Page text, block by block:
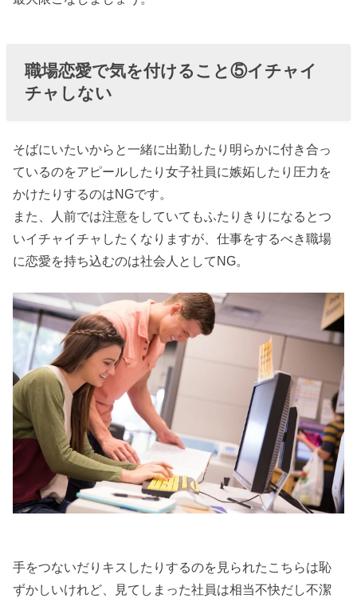
職場恋愛で気を付けること⑤イチャイ
チャしない
そばにいたいからと一緒に出勤したり明らかに付き合っ
ているのをアピールしたり女子社員に嫉妬したり圧力を
かけたりするのはNGです。
また、人前では注意をしていてもふたりきりになるとつ
いイチャイチャしたくなりますが、仕事をするべき職場
に恋愛を持ち込むのは社会人としてNG。
手をつないだりキスしたりするのを見られたこちらは恥
ずかしいけれど、見てしまった社員は相当不快だし不潔